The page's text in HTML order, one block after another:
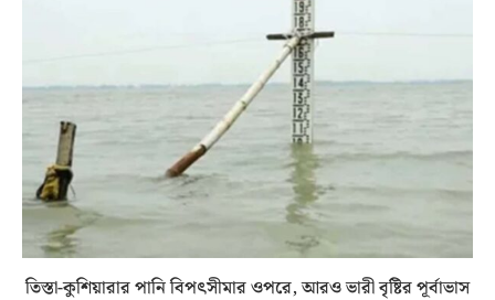
তিস্তা-কুশিয়ারার পানি বিপৎসীমার ওপরে, আরও ভারী বৃষ্টির পূর্বাভাস